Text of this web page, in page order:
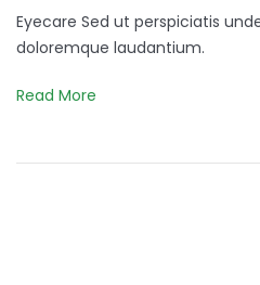
Eyecare Sed ut perspiciatis
doloremque laudantium.
Read More